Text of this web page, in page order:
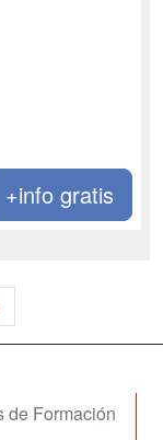
+info gratis
de Formación